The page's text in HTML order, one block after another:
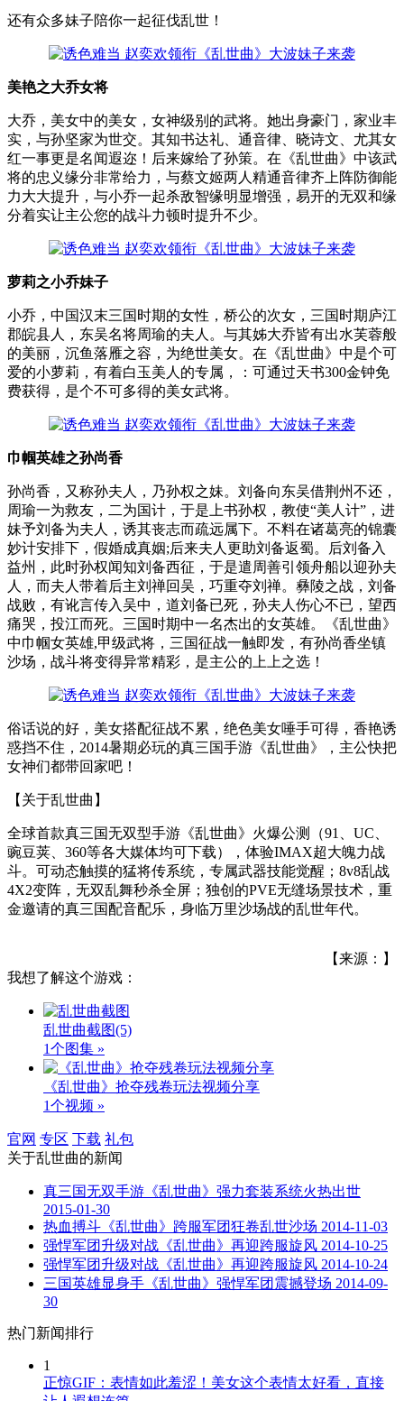
还有众多妹子陪你一起征伐乱世！
美艳之大乔女将
大乔，美女中的美女，女神级别的武将。她出身豪门，家业丰
实，与孙坚家为世交。其知书达礼、通音律、晓诗文、尤其女
红一事更是名闻遐迩！后来嫁给了孙策。在《乱世曲》中该武
将的忠义缘分非常给力，与蔡文姬两人精通音律齐上阵防御能
力大大提升，与小乔一起杀敌智缘明显增强，易开的无双和缘
分着实让主公您的战斗力顿时提升不少。
萝莉之小乔妹子
小乔，中国汉末三国时期的女性，桥公的次女，三国时期庐江
郡皖县人，东吴名将周瑜的夫人。与其姊大乔皆有出水芙蓉般
的美丽，沉鱼落雁之容，为绝世美女。在《乱世曲》中是个可
爱的小萝莉，有着白玉美人的专属，：可通过天书300金钟免
费获得，是个不可多得的美女武将。
巾帼英雄之孙尚香
孙尚香，又称孙夫人，乃孙权之妹。刘备向东吴借荆州不还，
周瑜一为救友，二为国计，于是上书孙权，教使“美人计”，进
妹予刘备为夫人，诱其丧志而疏远属下。不料在诸葛亮的锦囊
妙计安排下，假婚成真姻;后来夫人更助刘备返蜀。后刘备入
益州，此时孙权闻知刘备西征，于是遣周善引领舟船以迎孙夫
人，而夫人带着后主刘禅回吴，巧重夺刘禅。彝陵之战，刘备
战败，有讹言传入吴中，道刘备已死，孙夫人伤心不已，望西
痛哭，投江而死。三国时期中一名杰出的女英雄。《乱世曲》
中巾帼女英雄,甲级武将，三国征战一触即发，有孙尚香坐镇
沙场，战斗将变得异常精彩，是主公的上上之选！
俗话说的好，美女搭配征战不累，绝色美女唾手可得，香艳诱
惑挡不住，2014暑期必玩的真三国手游《乱世曲》，主公快把
女神们都带回家吧！
【关于乱世曲】
全球首款真三国无双型手游《乱世曲》火爆公测（91、UC、
豌豆荚、360等各大媒体均可下载），体验IMAX超大魄力战
斗。可动态触摸的猛将传系统，专属武器技能觉醒；8v8乱战
4X2变阵，无双乱舞秒杀全屏；独创的PVE无缝场景技术，重
金邀请的真三国配音配乐，身临万里沙场战的乱世年代。
【来源：】
我想了解这个游戏：
乱世曲截图(5)
1个图集 »
《乱世曲》抢夺残卷玩法视频分享
1个视频 »
官网 专区 下载 礼包
关于乱世曲的新闻
真三国无双手游《乱世曲》强力套装系统火热出世
2015-01-30
热血搏斗《乱世曲》跨服军团狂卷乱世沙场 2014-11-03
强悍军团升级对战《乱世曲》再迎跨服旋风 2014-10-25
强悍军团升级对战《乱世曲》再迎跨服旋风 2014-10-24
三国英雄显身手《乱世曲》强悍军团震撼登场 2014-09-
30
热门新闻排行
1
正惊GIF：表情如此羞涩！美女这个表情太好看，直接